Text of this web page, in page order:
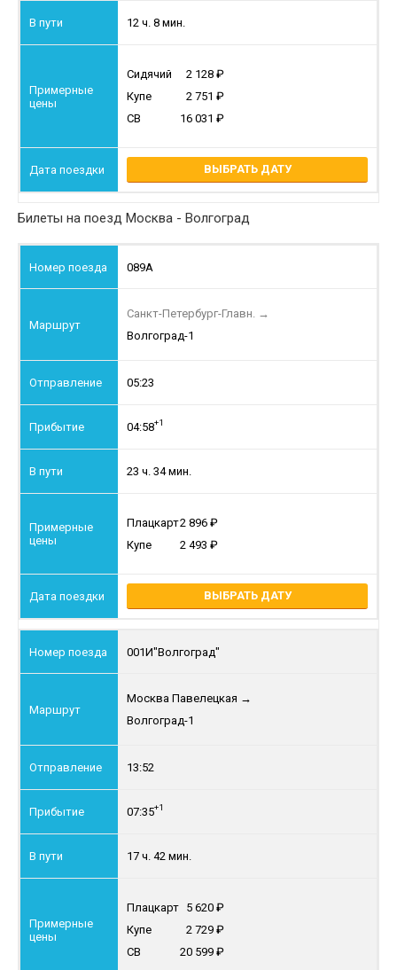
12 ч. 8 мин.
Сидячий
2 128
Купе
2 751
СВ
16 031
ВЫБРАТЬ ДАТУ
Билеты на поезд Москва - Волгоград
089А
Санкт-Петербург-Главн. →
Волгоград-1
05:23
04:58+1
23 ч. 34 мин.
Плацкарт2 896
Купе
2 493
ВЫБРАТЬ ДАТУ
001И"Волгоград"
Москва Павелецкая →
Волгоград-1
13:52
07:35+1
17 ч. 42 мин.
Плацкарт 5 620
Купе
2 729
СВ
20 599